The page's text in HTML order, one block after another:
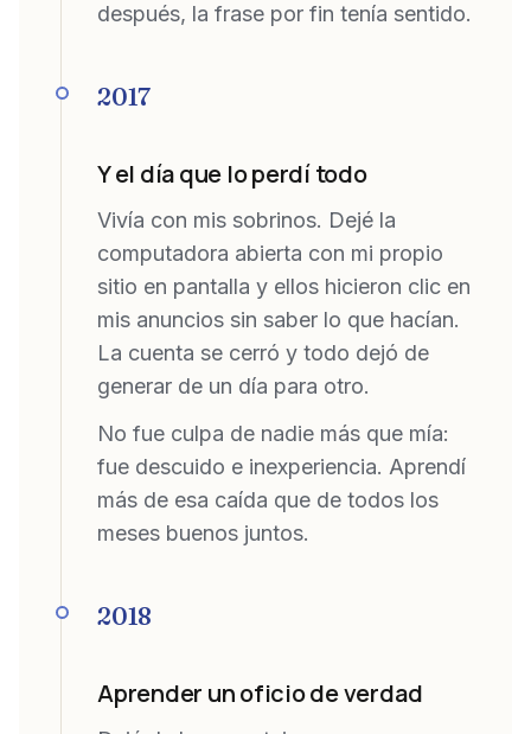
después, la frase por fin tenía sentido.
2017
Y el día que lo perdí todo
Vivía con mis sobrinos. Dejé la
computadora abierta con mi propio
sitio en pantalla y ellos hicieron clic en
mis anuncios sin saber lo que hacían.
La cuenta se cerró y todo dejó de
generar de un día para otro.
No fue culpa de nadie más que mía:
fue descuido e inexperiencia. Aprendí
más de esa caída que de todos los
meses buenos juntos.
2018
Aprender un oficio de verdad